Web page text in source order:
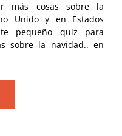
más cosas sobre la
Unido y en Estados
pequeño quiz para
sobre la navidad.. en